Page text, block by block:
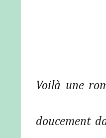
Voilà une
doucement